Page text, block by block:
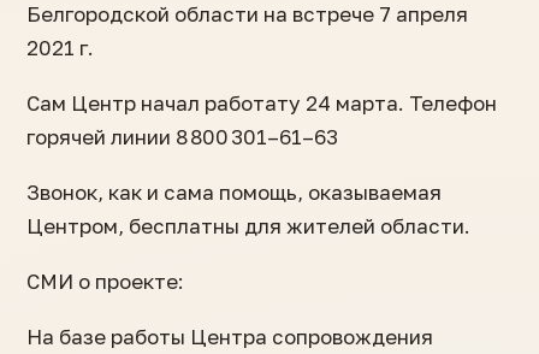
Белгородской области на встрече 7 апреля
2021 г.
Сам Центр начал работату 24 марта. Телефон
горячей линии 8 800 301–61–63
Звонок, как и сама помощь, оказываемая
Центром, бесплатны для жителей области.
СМИ о проекте:
На базе работы Центра сопровождения